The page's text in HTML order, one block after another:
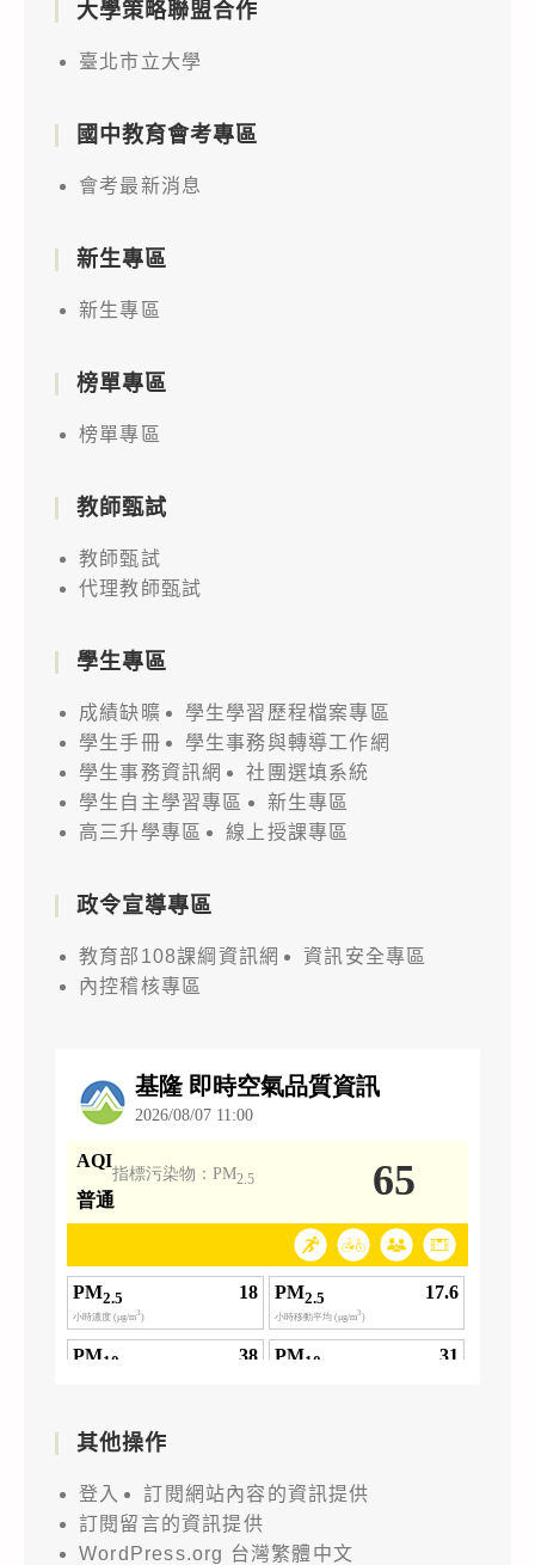
大學策略聯盟合作
臺北市立大學
國中教育會考專區
會考最新消息
新生專區
新生專區
榜單專區
榜單專區
教師甄試
教師甄試
代理教師甄試
學生專區
成績缺曠
學生學習歷程檔案專區
學生手冊
學生事務與轉導工作網
學生事務資訊網
社團選填系統
學生自主學習專區
新生專區
高三升學專區
線上授課專區
政令宣導專區
教育部108課綱資訊網
資訊安全專區
內控稽核專區
其他操作
登入
訂閱網站內容的資訊提供
訂閱留言的資訊提供
WordPress.org 台灣繁體中文